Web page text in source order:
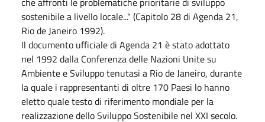
sostenibile a livello locale..." (Capitolo 28 di Agenda 21,
Rio de Janeiro 1992).
Il documento ufficiale di Agenda 21 è stato adottato
nel 1992 dalla Conferenza delle Nazioni Unite su
Ambiente e Sviluppo tenutasi a Rio de Janeiro, durante
la quale i rappresentanti di oltre 170 Paesi lo hanno
eletto quale testo di riferimento mondiale per la
realizzazione dello Sviluppo Sostenibile nel XXI secolo.